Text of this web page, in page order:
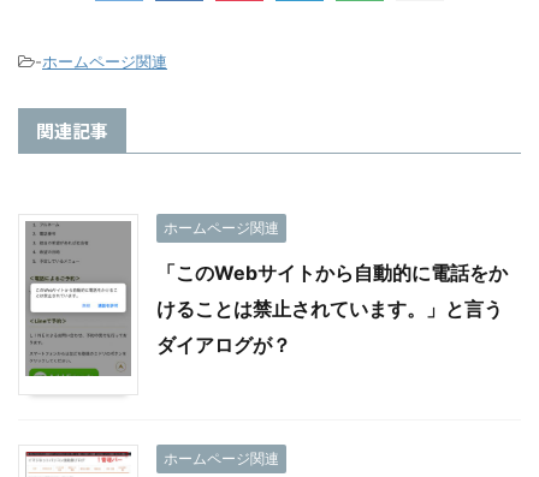
-ホームページ関連
関連記事
ホームページ関連
「このWebサイトから自動的に電話をか
けることは禁止されています。」と言う
ダイアログが？
ホームページ関連